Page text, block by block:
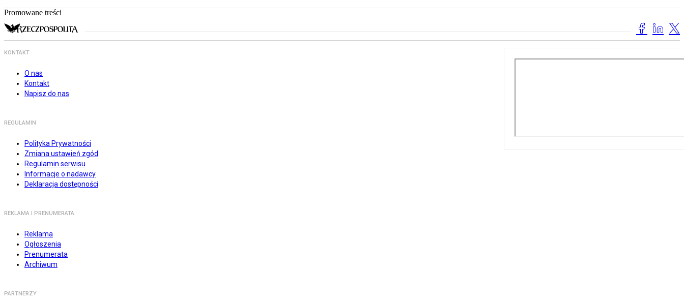
Promowane treści
KONTAKT
O nas
Kontakt
Napisz do nas
REGULAMIN
Polityka Prywatności
Zmiana ustawień zgód
Regulamin serwisu
Informacje o nadawcy
Deklaracja dostępności
REKLAMA I PRENUMERATA
Reklama
Ogłoszenia
Prenumerata
Archiwum
PARTNERZY